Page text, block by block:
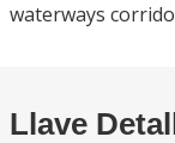
waterways
Llave